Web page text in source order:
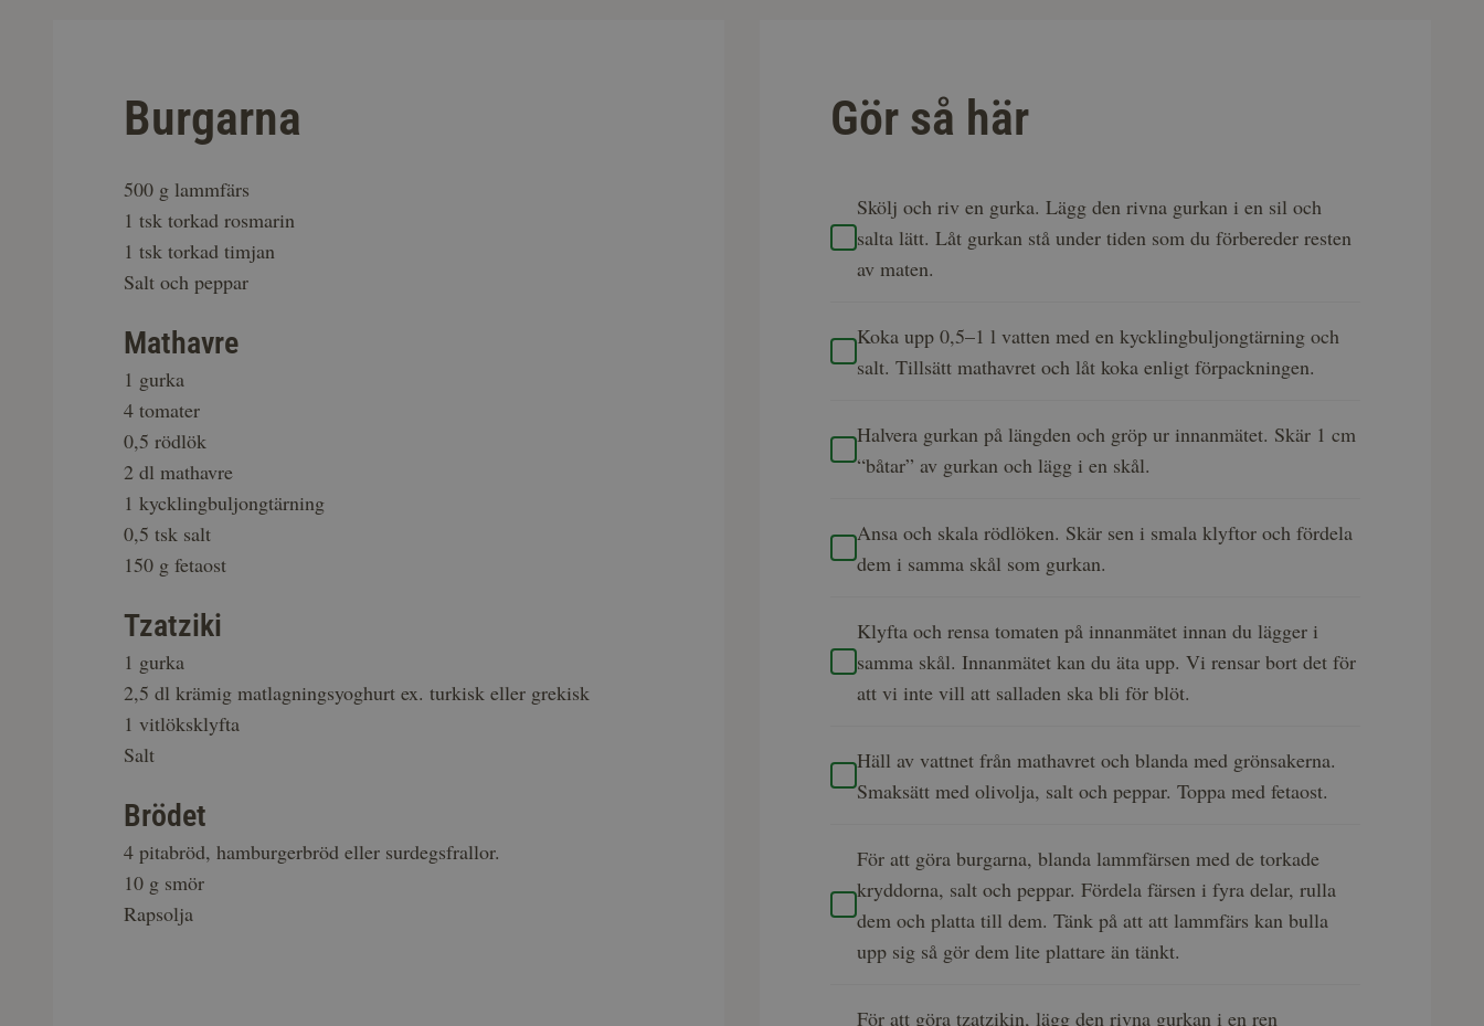
Burgarna
500 g lammfärs
1 tsk torkad rosmarin
1 tsk torkad timjan
Salt och peppar
Mathavre
1 gurka
4 tomater
0,5 rödlök
2 dl mathavre
1 kycklingbuljongtärning
0,5 tsk salt
150 g fetaost
Tzatziki
1 gurka
2,5 dl krämig matlagningsyoghurt ex. turkisk eller grekisk
1 vitlöksklyfta
Salt
Brödet
4 pitabröd, hamburgerbröd eller surdegsfrallor.
10 g smör
Rapsolja
Gör så här
Skölj och riv en gurka. Lägg den rivna gurkan i en sil och
salta lätt. Låt gurkan stå under tiden som du förbereder resten
av maten.
Koka upp 0,5–1 l vatten med en kycklingbuljongtärning och
salt. Tillsätt mathavret och låt koka enligt förpackningen.
Halvera gurkan på längden och gröp ur innanmätet. Skär 1 cm
“båtar” av gurkan och lägg i en skål.
Ansa och skala rödlöken. Skär sen i smala klyftor och fördela
dem i samma skål som gurkan.
Klyfta och rensa tomaten på innanmätet innan du lägger i
samma skål. Innanmätet kan du äta upp. Vi rensar bort det för
att vi inte vill att salladen ska bli för blöt.
Häll av vattnet från mathavret och blanda med grönsakerna.
Smaksätt med olivolja, salt och peppar. Toppa med fetaost.
För att göra burgarna, blanda lammfärsen med de torkade
kryddorna, salt och peppar. Fördela färsen i fyra delar, rulla
dem och platta till dem. Tänk på att att lammfärs kan bulla
upp sig så gör dem lite plattare än tänkt.
För att göra tzatzikin, lägg den rivna gurkan i en ren